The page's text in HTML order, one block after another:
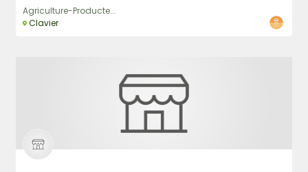
Agriculture-Producte...
Clavier